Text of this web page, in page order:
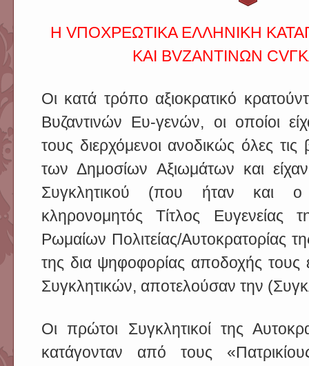
Η VΠΟΧΡΕΩΤΙΚΑ ΕΛΛΗΝΙΚΗ
ΚΑΙ ΒVΖΑΝΤΙΝΩΝ
Οι κατά τρόπο αξιοκρατικό
Βυζαντινών Ευ-γενών, οι οποίοι
τους διερχόμενοι ανοδικώς όλες τις
των Δημοσίων Αξιωμάτων και
Συγκλητικού (που ήταν και
κληρονομητός Τίτλος Ευγενείας
Ρωμαίων Πολιτείας/Αυτοκρατορίας
της δια ψηφοφορίας αποδοχής
Συγκλητικών, αποτελούσαν την
Οι πρώτοι Συγκλητικοί της
κατάγονταν από τους